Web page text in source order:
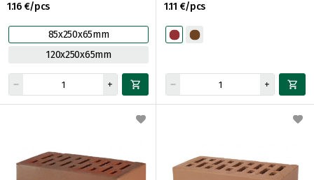
1.16 €/pcs
85x250x65mm
120x250x65mm
1.11 €/pcs